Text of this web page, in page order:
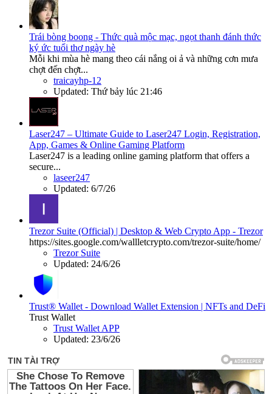
Trái bòng boong - Thức quà mộc mạc, ngọt thanh đánh thức
ký ức tuổi thơ ngày hè
Mỗi khi mùa hè mang theo cái nắng oi ả và những cơn mưa
chợt đến chợt...
traicayhp-12
Updated: Thứ bảy lúc 21:46
Laser247 – Ultimate Guide to Laser247 Login, Registration,
App, Games & Online Gaming Platform
Laser247 is a leading online gaming platform that offers a
secure...
laseer247
Updated: 6/7/26
Trezor Suite (Official) | Desktop & Web Crypto App - Trezor
https://sites.google.com/wallletcrypto.com/trezor-suite/home/
Trezor Suite
Updated: 24/6/26
Trust® Wallet - Download Wallet Extension | NFTs and DeFi
Trust Wallet
Trust Wallet APP
Updated: 23/6/26